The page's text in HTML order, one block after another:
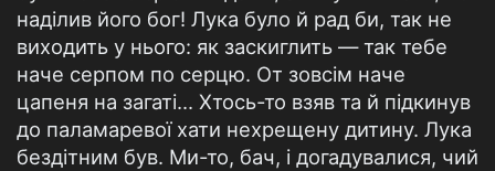
наділив його бог! Лука було й рад би, так не
виходить у нього: як заскиглить — так тебе
наче серпом по серцю. От зовсім наче
цапеня на загаті... Хтось-то взяв та й підкинув
до паламаревої хати нехрещену дитину. Лука
бездітним був. Ми-то, бач, і догадувалися, чий